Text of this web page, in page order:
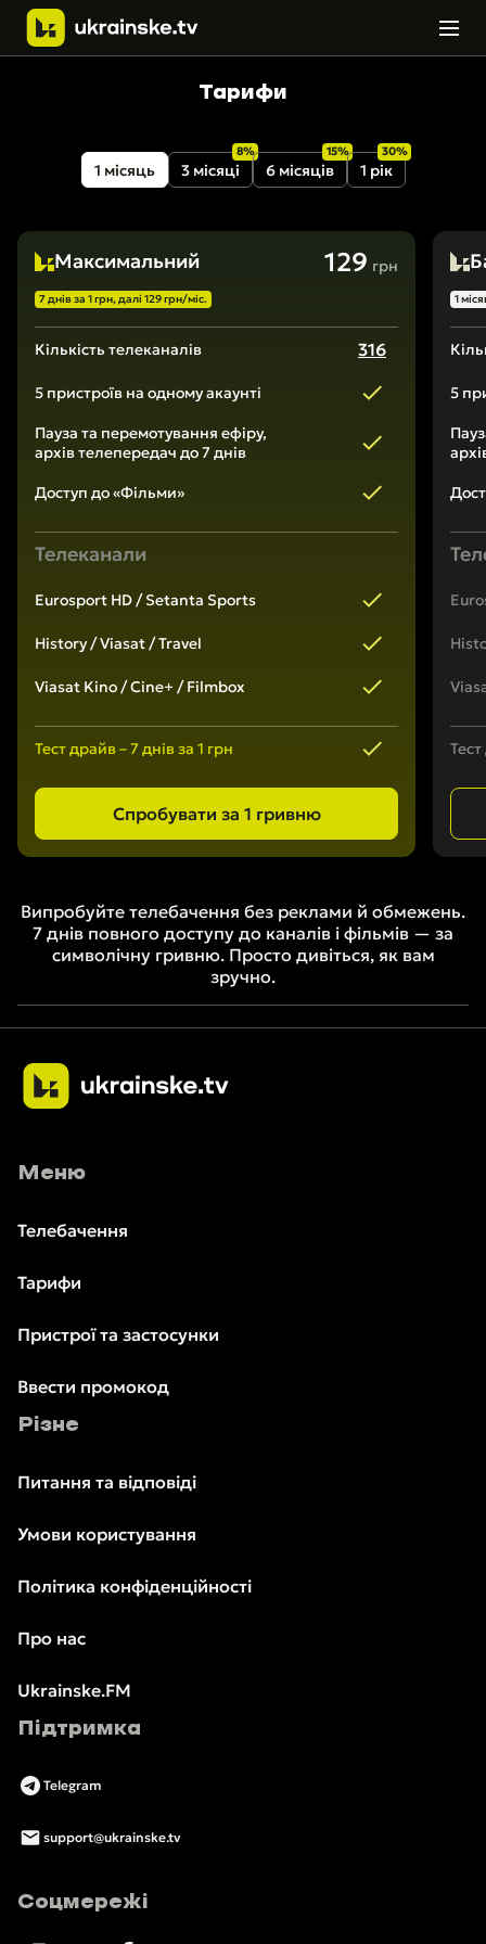
Тарифи
1 місяць 3 місяці
8%
6 місяців
15%
1 рік
30%
Максимальний
7 днів за 1 грн, далі 129 грн/міс.
129 грн
Кількість телеканалів 316
5 пристроїв на одному акаунті
Пауза та перемотування ефіру,
архів телепередач до 7 днів
Доступ до «Фільми»
Телеканали
Eurosport HD / Setanta Sports
History / Viasat / Travel
Viasat Kino / Cine+ / Filmbox
Тест драйв – 7 днів за 1 грн
Спробувати за 1 гривню
1
5
Випробуйте телебачення без реклами й обмежень.
7 днів повного доступу до каналів і фільмів — за
символічну гривню. Просто дивіться, як вам
зручно.
Меню
Телебачення
Тарифи
Пристрої та застосунки
Ввести промокод
Різне
Питання та відповіді
Умови користування
Політика конфіденційності
Про нас
Ukrainske.FM
Підтримка
Telegram
support@ukrainske.tv
Соцмережі